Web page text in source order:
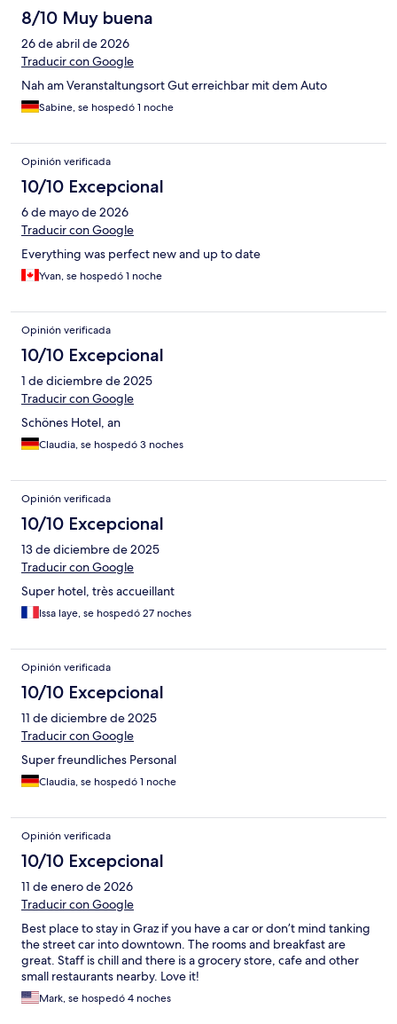
8/10 Muy buena
26 de abril de 2026
Traducir con Google
Nah am Veranstaltungsort Gut erreichbar mit dem Auto
Sabine, se hospedó 1 noche
Opinión verificada
10/10 Excepcional
6 de mayo de 2026
Traducir con Google
Everything was perfect new and up to date
Yvan, se hospedó 1 noche
Opinión verificada
10/10 Excepcional
1 de diciembre de 2025
Traducir con Google
Schönes Hotel, an
Claudia, se hospedó 3 noches
Opinión verificada
10/10 Excepcional
13 de diciembre de 2025
Traducir con Google
Super hotel, très accueillant
Issa laye, se hospedó 27 noches
Opinión verificada
10/10 Excepcional
11 de diciembre de 2025
Traducir con Google
Super freundliches Personal
Claudia, se hospedó 1 noche
Opinión verificada
10/10 Excepcional
11 de enero de 2026
Traducir con Google
Best place to stay in Graz if you have a car or don’t mind tanking
the street car into downtown. The rooms and breakfast are
great. Staff is chill and there is a grocery store, cafe and other
small restaurants nearby. Love it!
Mark, se hospedó 4 noches